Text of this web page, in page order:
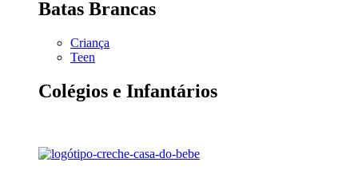
Batas Brancas
Criança
Teen
Colégios e Infantários